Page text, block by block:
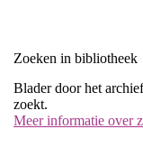
Zoeken in bibliotheek
Blader door het
zoekt.
Meer informatie over